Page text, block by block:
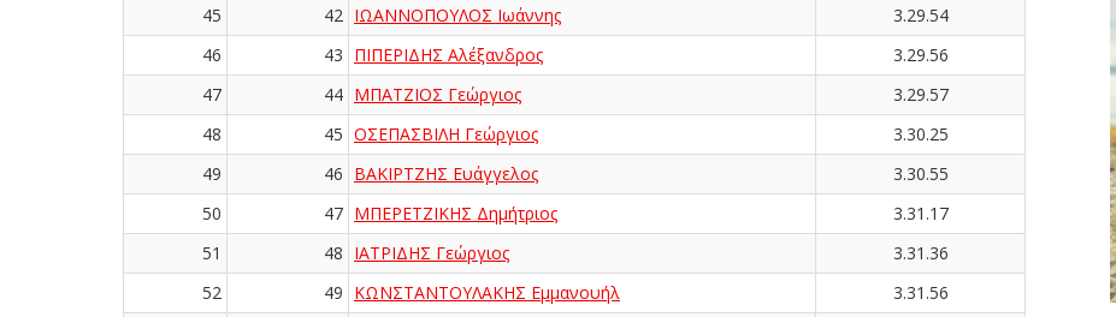
45
42 ΙΩΑΝΝΟΠΟΥΛΟΣ Ιωάννης
3.29.54
46
43 ΠΙΠΕΡΙΔΗΣ Αλέξανδρος
3.29.56
47
44 ΜΠΑΤΖΙΟΣ Γεώργιος
3.29.57
48
45 ΟΣΕΠΑΣΒΙΛΗ Γεώργιος
3.30.25
49
46 ΒΑΚΙΡΤΖΗΣ Ευάγγελος
3.30.55
50
47 ΜΠΕΡΕΤΖΙΚΗΣ Δημήτριος
3.31.17
51
48 ΙΑΤΡΙΔΗΣ Γεώργιος
3.31.36
52
49 ΚΩΝΣΤΑΝΤΟΥΛΑΚΗΣ Εμμανουήλ
3.31.56